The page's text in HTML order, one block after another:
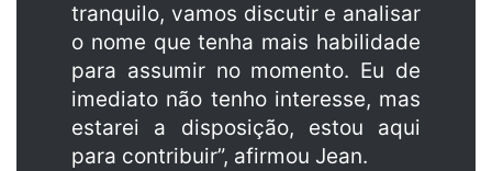
tranquilo, vamos discutir e analisar
o nome que tenha mais habilidade
para assumir no momento. Eu de
imediato não tenho interesse, mas
estarei a disposição, estou aqui
para contribuir”, afirmou Jean.